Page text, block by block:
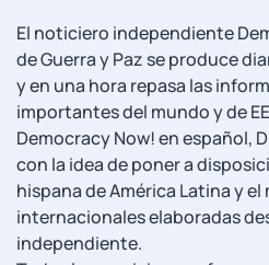
El noticiero independiente
de Guerra y Paz se produce
y en una hora repasa las
importantes del mundo y de
Democracy Now! en español,
con la idea de poner a
hispana de América Latina y
internacionales elaboradas
independiente.